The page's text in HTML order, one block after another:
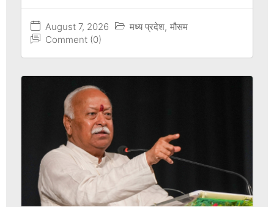
August 7, 2026 मध्य प्रदेश, मौसम
Comment (0)